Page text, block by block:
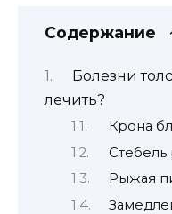
Содержание
Болезни
лечить?
Крона
Стебель
Рыжая